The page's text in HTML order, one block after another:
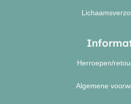
Herroepen/
Algemene